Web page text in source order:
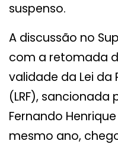
suspenso.
A discussão no
com a retomada
validade da Lei da
(LRF),
Fernando
mesmo ano,